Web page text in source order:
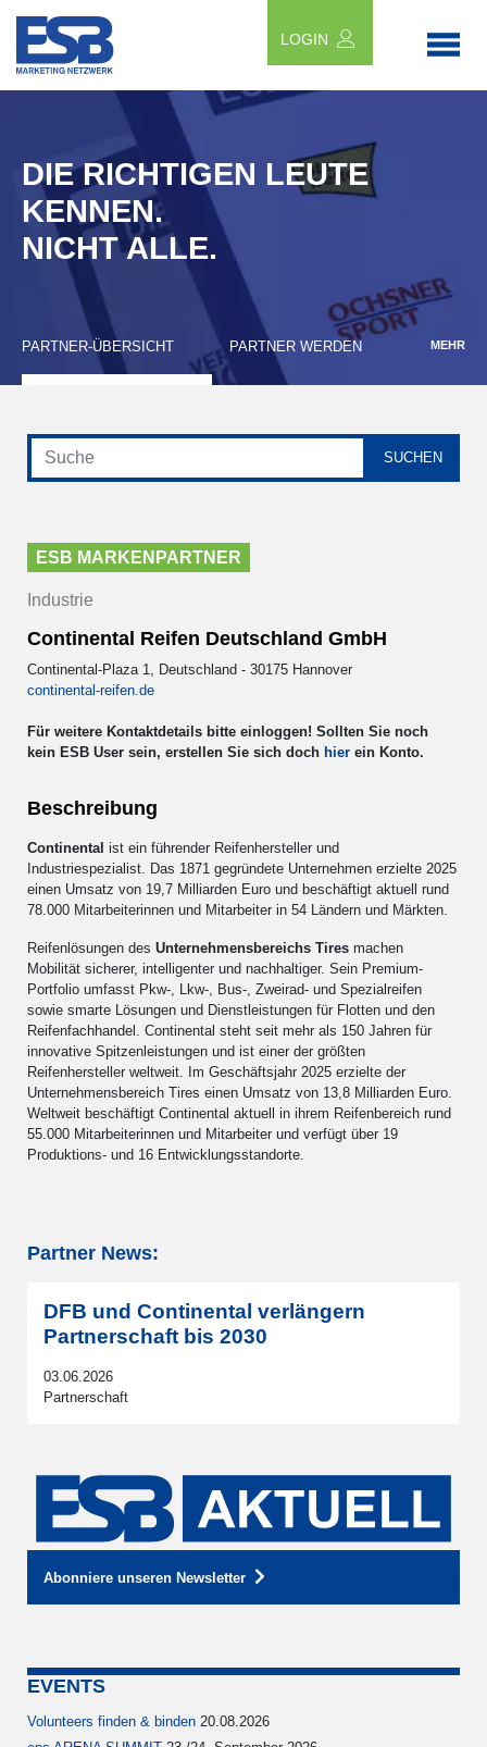
LOGIN
DIE RICHTIGEN LEUTE
KENNEN.
NICHT ALLE.
PARTNER-ÜBERSICHT PARTNER WERDEN MEHR
ESB MARKENPARTNER
Industrie
Continental Reifen Deutschland GmbH
Continental-Plaza 1, Deutschland - 30175 Hannover
continental-reifen.de
Für weitere Kontaktdetails bitte einloggen! Sollten Sie noch
kein ESB User sein, erstellen Sie sich doch hier ein Konto.
Beschreibung
Continental ist ein führender Reifenhersteller und
Industriespezialist. Das 1871 gegründete Unternehmen erzielte 2025
einen Umsatz von 19,7 Milliarden Euro und beschäftigt aktuell rund
78.000 Mitarbeiterinnen und Mitarbeiter in 54 Ländern und Märkten.
Reifenlösungen des Unternehmensbereichs Tires machen
Mobilität sicherer, intelligenter und nachhaltiger. Sein Premium-
Portfolio umfasst Pkw-, Lkw-, Bus-, Zweirad- und Spezialreifen
sowie smarte Lösungen und Dienstleistungen für Flotten und den
Reifenfachhandel. Continental steht seit mehr als 150 Jahren für
innovative Spitzenleistungen und ist einer der größten
Reifenhersteller weltweit. Im Geschäftsjahr 2025 erzielte der
Unternehmensbereich Tires einen Umsatz von 13,8 Milliarden Euro.
Weltweit beschäftigt Continental aktuell in ihrem Reifenbereich rund
55.000 Mitarbeiterinnen und Mitarbeiter und verfügt über 19
Produktions- und 16 Entwicklungsstandorte.
Partner News:
DFB und Continental verlängern
Partnerschaft bis 2030
03.06.2026
Partnerschaft
Abonniere unseren Newsletter
EVENTS
Volunteers finden & binden 20.08.2026